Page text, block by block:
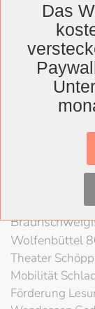
Ende im
Herzog
Kunst
Wolfenbüttel
Theater
Mobilität
Förderung
Das